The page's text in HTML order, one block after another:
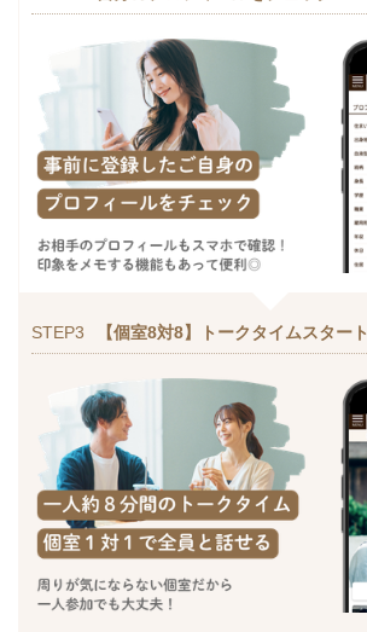
STEP3 【個室8対8】トークタイムスタート